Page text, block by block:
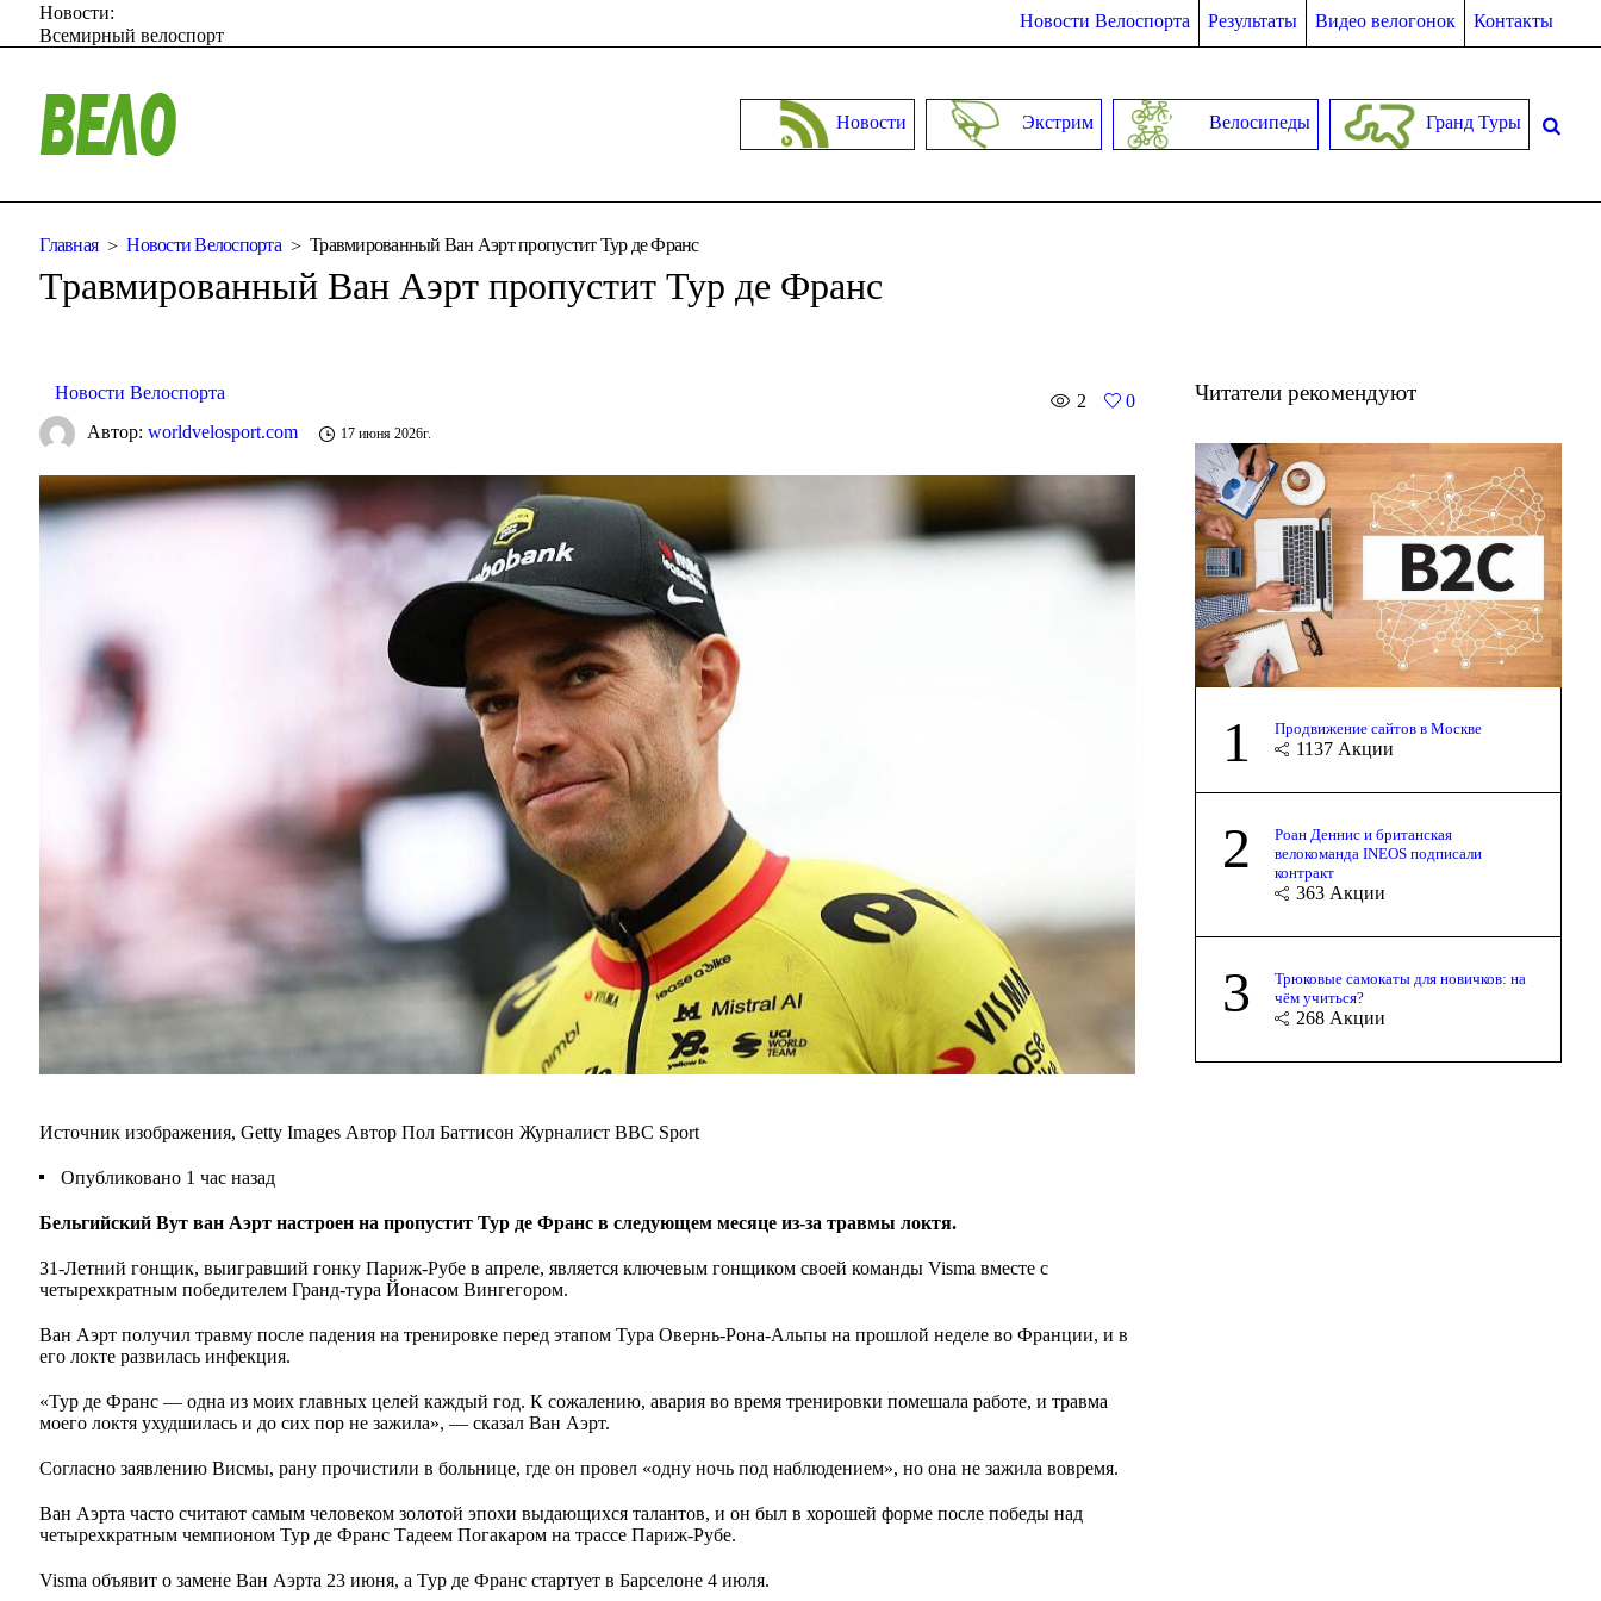
Новости Велоспорта Результаты Видео велогонок Контакты
Новости:
Всемирный велоспорт
Новости Экстрим Велосипеды Гранд Туры
Главная Новости Велоспорта Травмированный Ван Аэрт пропустит Тур де Франс
Травмированный Ван Аэрт пропустит Тур де Франс
Новости Велоспорта 2
0
Автор:worldvelosport.com 17 июня 2026г.
Источник изображения,Getty Images АвторПол БаттисонЖурналист BBC Sport
Опубликовано 1 час назад
Бельгийский Вут ван Аэрт настроен на пропустит Тур де Франс в следующем месяце из-за травмы локтя.
31-Летний гонщик, выигравший гонку Париж-Рубе в апреле, является ключевым гонщиком своей команды Visma вместе с
четырехкратным победителем Гранд-тура Йонасом Вингегором.
Ван Аэрт получил травму после падения на тренировке перед этапом Тура Овернь-Рона-Альпы на прошлой неделе во Франции, и в
его локте развилась инфекция.
«Тур де Франс — одна из моих главных целей каждый год. К сожалению, авария во время тренировки помешала работе, и травма
моего локтя ухудшилась и до сих пор не зажила», — сказал Ван Аэрт.
Согласно заявлению Висмы, рану прочистили в больнице, где он провел «одну ночь под наблюдением», но она не зажила вовремя.
Ван Аэрта часто считают самым человеком золотой эпохи выдающихся талантов, и он был в хорошей форме после победы над
четырехкратным чемпионом Тур де Франс Тадеем Погакаром на трассе Париж-Рубе.
Visma объявит о замене Ван Аэрта 23 июня, а Тур де Франс стартует в Барселоне 4 июля.
Читатели рекомендуют
1 Продвижение сайтов в Москве
1137 Акции
2
Роан Деннис и британская
велокоманда INEOS подписали
контракт
363 Акции
3
Трюковые самокаты для новичков: на
чём учиться?
268 Акции